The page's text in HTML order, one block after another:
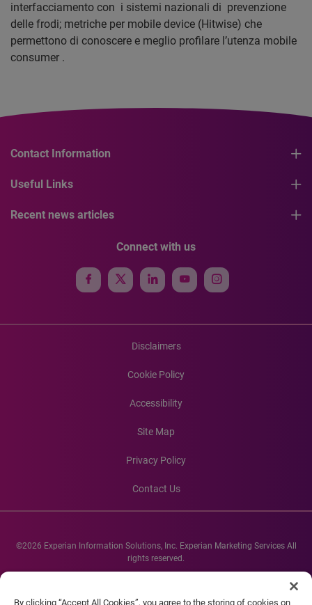
interfacciamento con i sistemi nazionali di prevenzione
delle frodi; metriche per mobile device (Hitwise) che
permettono di conoscere e meglio profilare l’utenza mobile
consumer .
Contact Information
Useful Links
Recent news articles
Connect with us
Disclaimers
Cookie Policy
Accessibility
Site Map
Privacy Policy
Contact Us
©2026 Experian Information Solutions, Inc. Experian Marketing Services All
rights reserved.
Experian and the Experian marks used herein are service marks or registered
By clicking “Accept All Cookies”, you agree to the storing of cookies on